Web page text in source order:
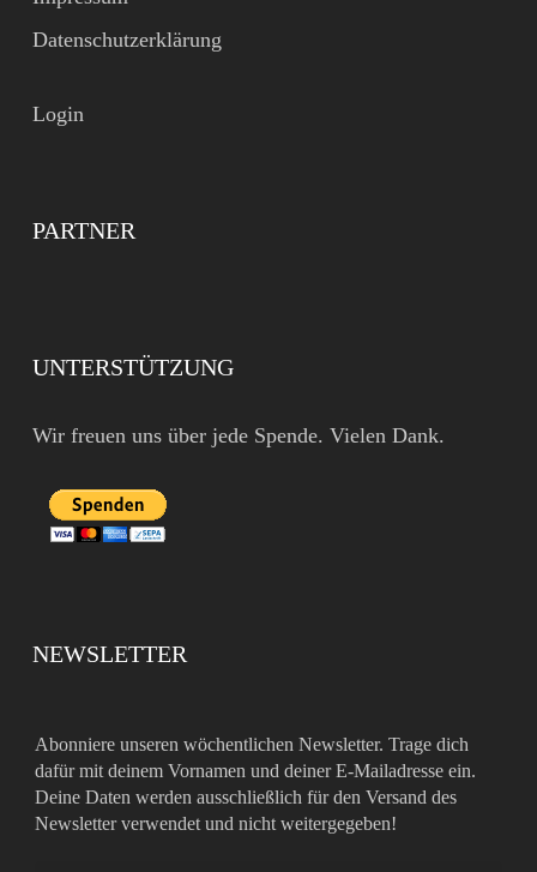
Datenschutzerklärung
Login
PARTNER
UNTERSTÜTZUNG
Wir freuen uns über jede Spende. Vielen Dank.
NEWSLETTER
Abonniere unseren wöchentlichen Newsletter. Trage dich
dafür mit deinem Vornamen und deiner E-Mailadresse ein.
Deine Daten werden ausschließlich für den Versand des
Newsletter verwendet und nicht weitergegeben!